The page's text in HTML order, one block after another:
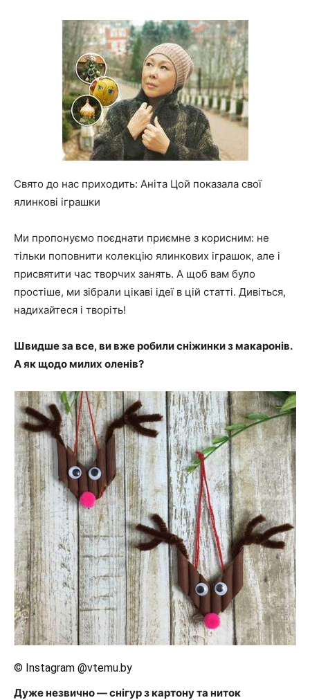
Свято до нас приходить: Аніта Цой показала свої
ялинкові іграшки
Ми пропонуємо поєднати приємне з корисним: не
тільки поповнити колекцію ялинкових іграшок, але і
присвятити час творчих занять. А щоб вам було
простіше, ми зібрали цікаві ідеї в цій статті. Дивіться,
надихайтеся і творіть!
Швидше за все, ви вже робили сніжинки з макаронів.
А як щодо милих оленів?
© Instagram @vtemu.by
Дуже незвично — снігур з картону та ниток